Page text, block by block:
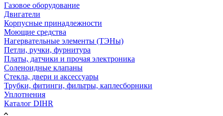
Газовое оборудование
Двигатели
Корпусные принадлежности
Моющие средства
Нагервательные элементы (ТЭНы)
Петли, ручки, фурнитура
Платы, датчики и прочая электроника
Соленоидные клапаны
Стекла, двери и аксессуары
Трубки, фитинги, фильтры, каплесборники
Уплотнения
Каталог DIHR